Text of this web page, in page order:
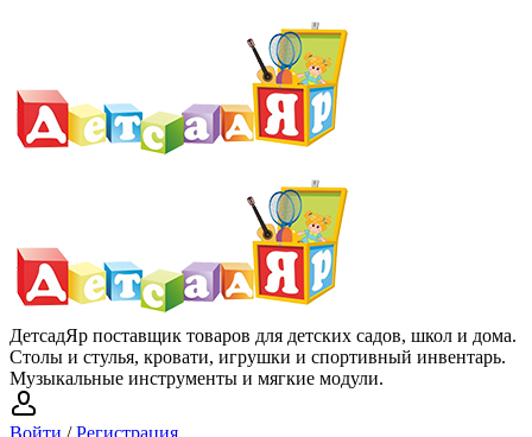
ДетсадЯр поставщик товаров для детских садов, школ и дома.
Столы и стулья, кровати, игрушки и спортивный инвентарь.
Музыкальные инструменты и мягкие модули.
Войти /Регистрация